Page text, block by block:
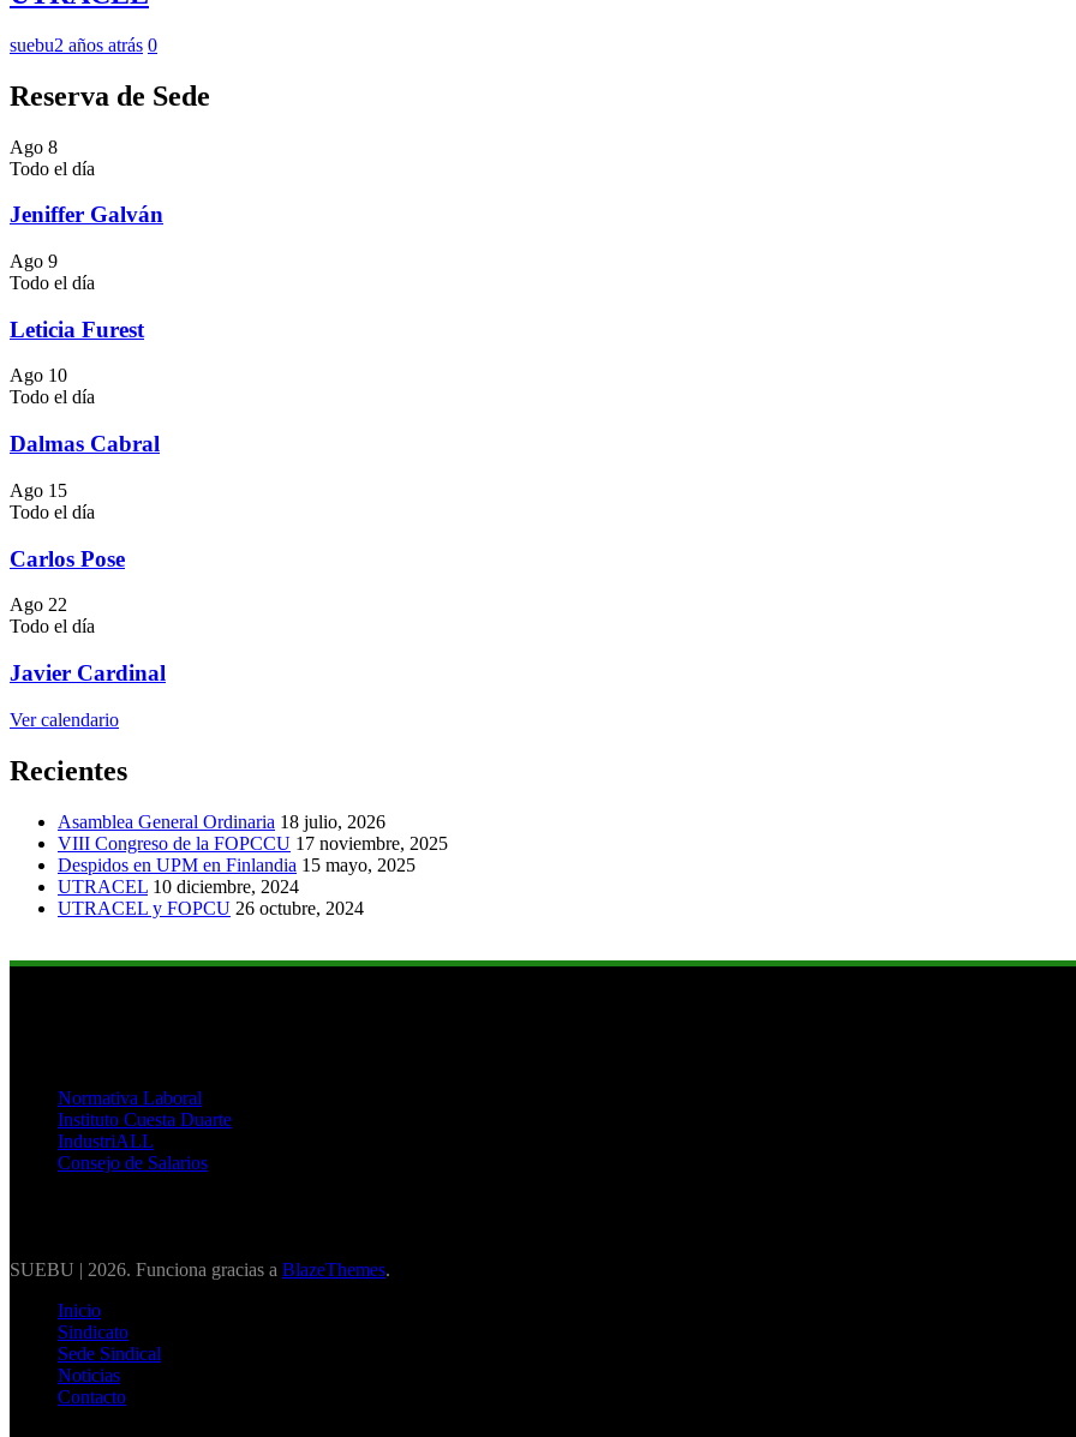
suebu2 años atrás 0
Reserva de Sede
Ago 8
Todo el día
Jeniffer Galván
Ago 9
Todo el día
Leticia Furest
Ago 10
Todo el día
Dalmas Cabral
Ago 15
Todo el día
Carlos Pose
Ago 22
Todo el día
Javier Cardinal
Ver calendario
Recientes
Asamblea General Ordinaria 18 julio, 2026
VIII Congreso de la FOPCCU 17 noviembre, 2025
Despidos en UPM en Finlandia 15 mayo, 2025
UTRACEL 10 diciembre, 2024
UTRACEL y FOPCU 26 octubre, 2024
Normativa Laboral
Instituto Cuesta Duarte
IndustriALL
Consejo de Salarios
SUEBU | 2026. Funciona gracias a BlazeThemes.
Inicio
Sindicato
Sede Sindical
Noticias
Contacto